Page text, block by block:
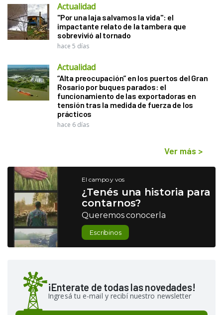
Actualidad
"Por una laja salvamos la vida": el
impactante relato de la tambera que
sobrevivió al tornado
hace 5 días
Actualidad
“Alta preocupación” en los puertos del Gran
Rosario por buques parados: el
funcionamiento de las exportadoras en
tensión tras la medida de fuerza de los
prácticos
hace 6 días
Ver más >
El campo y vos
¿Tenés una historia para
contarnos?
Queremos conocerla
Escribinos
¡Enterate de todas las novedades!
Ingresá tu e-mail y recibí nuestro newsletter